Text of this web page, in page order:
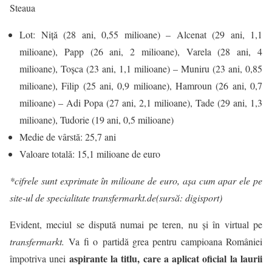
Steaua
Lot: Niţă (28 ani, 0,55 milioane) – Alcenat (29 ani, 1,1
milioane), Papp (26 ani, 2 milioane), Varela (28 ani, 4
milioane), Toşca (23 ani, 1,1 milioane) – Muniru (23 ani, 0,85
milioane), Filip (25 ani, 0,9 milioane), Hamroun (26 ani, 0,7
milioane) – Adi Popa (27 ani, 2,1 milioane), Tade (29 ani, 1,3
milioane), Tudorie (19 ani, 0,5 milioane)
Medie de vârstă: 25,7 ani
Valoare totală: 15,1 milioane de euro
*cifrele sunt exprimate în milioane de euro, aşa cum apar ele pe
site-ul de specialitate transfermarkt.de(sursă: digisport)
Evident, meciul se dispută numai pe teren, nu și în virtual pe
transfermarkt.Va fi o partidă grea pentru campioana României
împotriva unei aspirante la titlu, care a aplicat oficial la laurii